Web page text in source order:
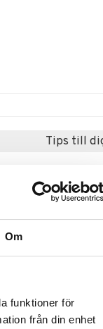
Om
funktioner för
från din enhet
Tips till
Animagic Let's Glo
Capybara Lekset
ANIMAGIC